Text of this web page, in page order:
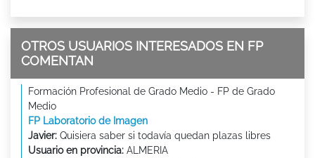
OTROS USUARIOS INTERESADOS EN FP
COMENTAN
Formación Profesional de Grado Medio - FP de Grado
Medio
FP Laboratorio de Imagen
Javier: Quisiera saber si todavía quedan plazas libres
Usuario en provincia: ALMERIA